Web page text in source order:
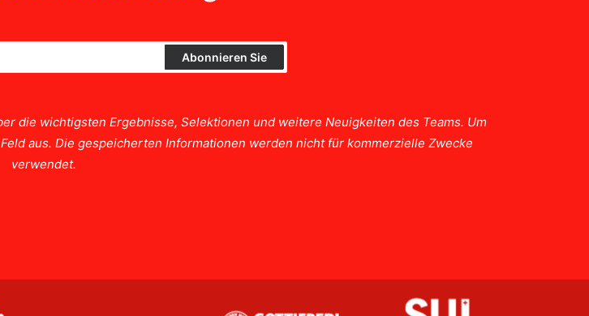
die wichtigsten Ergebnisse, Selektionen und weitere Neuigkeiten des Teams. Um
aus. Die gespeicherten Informationen werden nicht für kommerzielle Zwecke
verwendet.